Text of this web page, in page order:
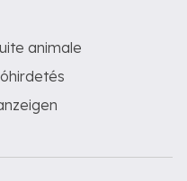
animale